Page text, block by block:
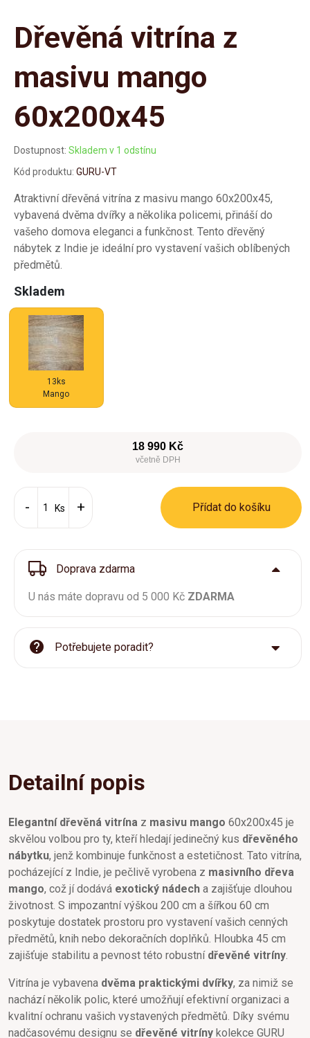
Dřevěná vitrína z
masivu mango
60x200x45
Dostupnost: Skladem v 1 odstínu
Kód produktu: GURU-VT
Atraktivní dřevěná vitrína z masivu mango 60x200x45,
vybavená dvěma dvířky a několika policemi, přináší do
vašeho domova eleganci a funkčnost. Tento dřevěný
nábytek z Indie je ideální pro vystavení vašich oblíbených
předmětů.
Skladem
13ks
Mango
18 990 Kč
včetně DPH
Ks Přídat do košíku
Doprava zdarma
U nás máte dopravu od 5 000 Kč ZDARMA
Potřebujete poradit?
Detailní popis
Elegantní dřevěná vitrína z masivu mango 60x200x45 je
skvělou volbou pro ty, kteří hledají jedinečný kus dřevěného
nábytku, jenž kombinuje funkčnost a estetičnost. Tato vitrína,
pocházející z Indie, je pečlivě vyrobena z masivního dřeva
mango, což jí dodává exotický nádech a zajišťuje dlouhou
životnost. S impozantní výškou 200 cm a šířkou 60 cm
poskytuje dostatek prostoru pro vystavení vašich cenných
předmětů, knih nebo dekoračních doplňků. Hloubka 45 cm
zajišťuje stabilitu a pevnost této robustní dřevěné vitríny
Vitrína je vybavena dvěma praktickými dvířky, za nimiž se
nachází několik polic, které umožňují efektivní organizaci a
kvalitní ochranu vašich vystavených předmětů. Díky svému
nadčasovému designu se dřevěné vitríny kolekce GURU